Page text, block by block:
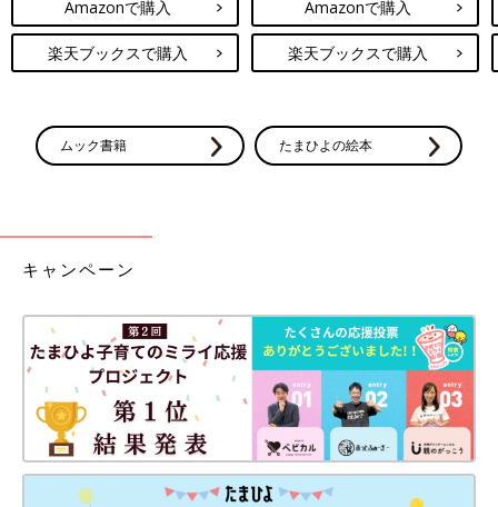
Amazonで購入
楽天ブックスで購入
Amazonで購入
楽天ブックスで購入
ムック書籍 たまひよの絵本
キャンペーン